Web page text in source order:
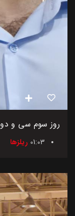
روز سوم سی و
01:03 ریلزها